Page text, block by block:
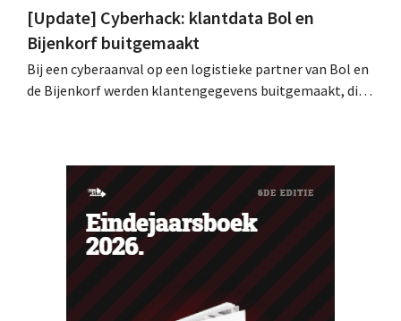
[Update] Cyberhack: klantdata Bol en
Bijenkorf buitgemaakt
Bij een cyberaanval op een logistieke partner van Bol en
de Bijenkorf werden klantengegevens buitgemaakt, die